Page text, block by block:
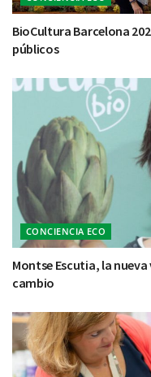
BioCultura Barcelona
públicos
CONCIENCIA ECO
Montse Escutia, la
cambio